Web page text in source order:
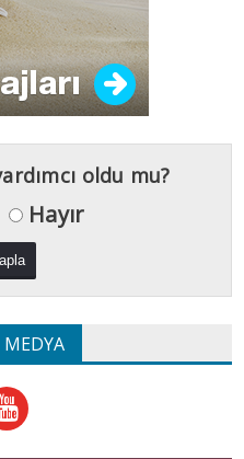
oldu mu?
Hayır